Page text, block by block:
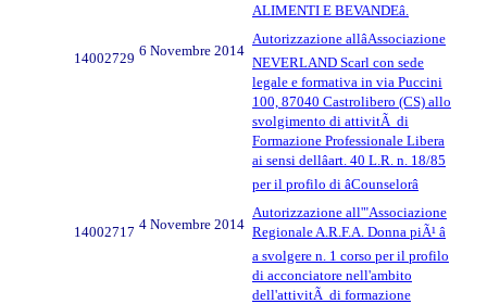
ALIMENTI E BEVANDEâ.
14002729 6 Novembre 2014
Autorizzazione allâAssociazione
NEVERLAND Scarl con sede
legale e formativa in via Puccini
100, 87040 Castrolibero (CS) allo
svolgimento di attivitÃ di
Formazione Professionale Libera
ai sensi dellâart. 40 L.R. n. 18/85
per il profilo di âCounselorâ
14002717 4 Novembre 2014
Autorizzazione all'"Associazione
Regionale A.R.F.A. Donna piÃ¹ â
a svolgere n. 1 corso per il profilo
di acconciatore nell'ambito
dell'attivitÃ di formazione